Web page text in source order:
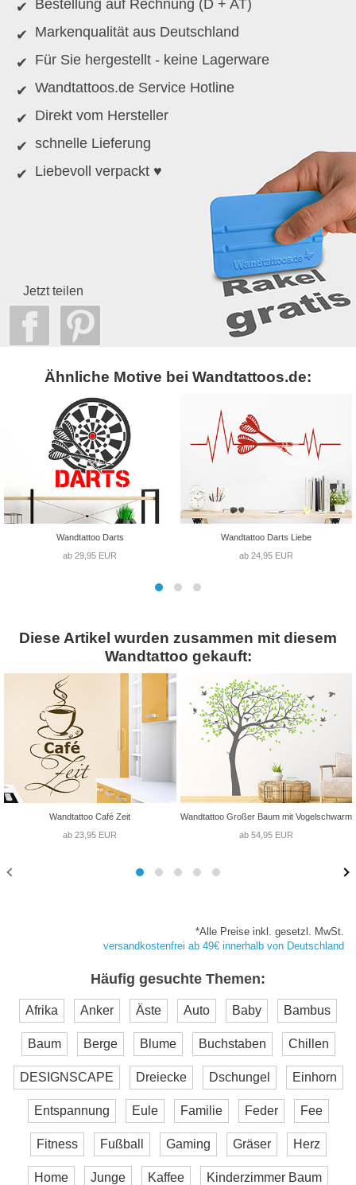
Bestellung auf Rechnung (D + AT)
Markenqualität aus Deutschland
Für Sie hergestellt - keine Lagerware
Wandtattoos.de Service Hotline
Direkt vom Hersteller
schnelle Lieferung
Liebevoll verpackt ♥
Jetzt teilen
Ähnliche Motive bei Wandtattoos.de:
Wandtattoo Darts
ab 29,95 EUR
Wandtattoo Darts Liebe
ab 24,95 EUR
Diese Artikel wurden zusammen mit diesem
Wandtattoo gekauft:
Wandtattoo Café Zeit
ab 23,95 EUR
Wandtattoo Großer Baum mit Vogelschwarm
ab 54,95 EUR
*Alle Preise inkl. gesetzl. MwSt.
versandkostenfrei ab 49€ innerhalb von Deutschland
Häufig gesuchte Themen:
Afrika Anker Äste Auto Baby Bambus
Baum Berge Blume Buchstaben Chillen
DESIGNSCAPE Dreiecke Dschungel Einhorn
Entspannung Eule Familie Feder Fee
Fitness Fußball Gaming Gräser Herz
Home Junge Kaffee Kinderzimmer Baum